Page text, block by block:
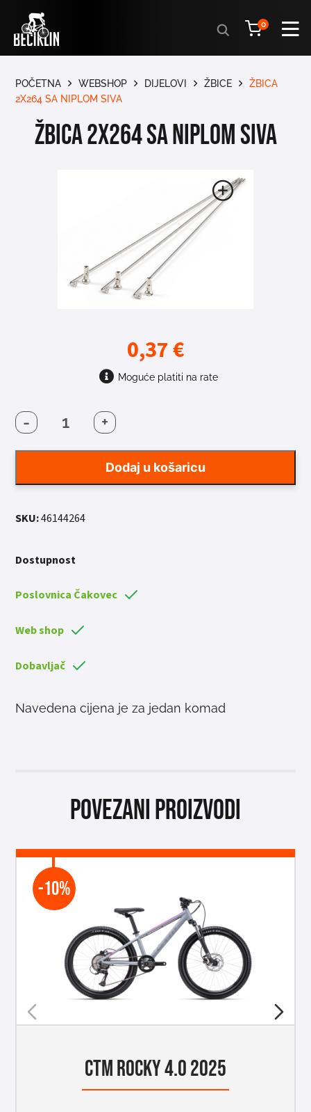
Products
search
0
POČETNA WEBSHOP DIJELOVI ŽBICE
ŽBICA
2X264 SA NIPLOM SIVA
ŽBICA 2X264 SA NIPLOM SIVA
0,37€
Moguće platiti na rate
-
ŽBICA
SA
SIVA
+
Dodaj u košaricu
SKU:46144264
Dostupnost
Poslovnica Čakovec
Web shop
Dobavljač
Navedena cijena je za jedan komad
Povezani proizvodi
-10%
CTM ROCKY 4.0 2025